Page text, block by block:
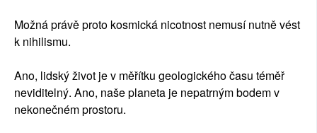
Možná právě proto kosmická nicotnost nemusí nutně vést
k nihilismu.
Ano, lidský život je v měřítku geologického času téměř
neviditelný. Ano, naše planeta je nepatrným bodem v
nekonečném prostoru.